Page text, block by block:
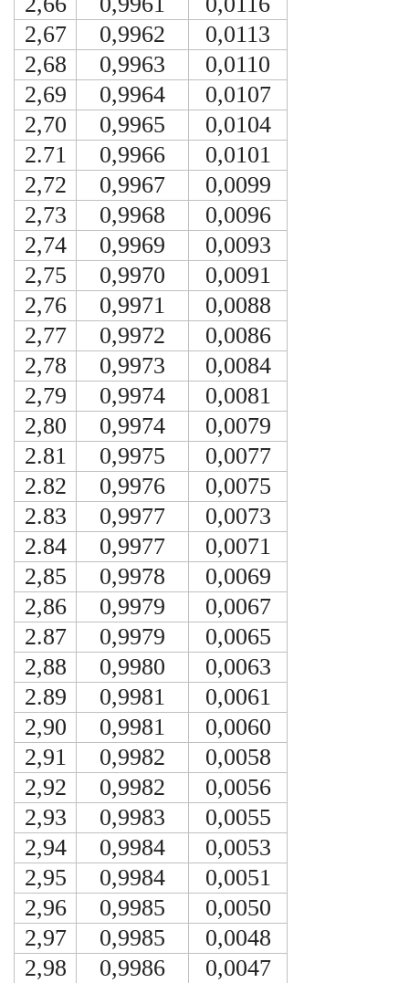
2,67
0,9962
0,0113
2,68
0,9963
0,0110
2,69
0,9964
0,0107
2,70
0,9965
0,0104
2.71
0,9966
0,0101
2,72
0,9967
0,0099
2,73
0,9968
0,0096
2,74
0,9969
0,0093
2,75
0,9970
0,0091
2,76
0,9971
0,0088
2,77
0,9972
0,0086
2,78
0,9973
0,0084
2,79
0,9974
0,0081
2,80
0,9974
0,0079
2.81
0,9975
0,0077
2.82
0,9976
0,0075
2.83
0,9977
0,0073
2.84
0,9977
0,0071
2,85
0,9978
0,0069
2,86
0,9979
0,0067
2.87
0,9979
0,0065
2,88
0,9980
0,0063
2.89
0,9981
0,0061
2,90
0,9981
0,0060
2,91
0,9982
0,0058
2,92
0,9982
0,0056
2,93
0,9983
0,0055
2,94
0,9984
0,0053
2,95
0,9984
0,0051
2,96
0,9985
0,0050
2,97
0,9985
0,0048
2,98
0,9986
0,0047